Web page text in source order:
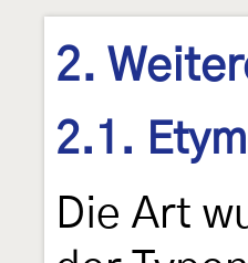
2.
2.1.
Die Art